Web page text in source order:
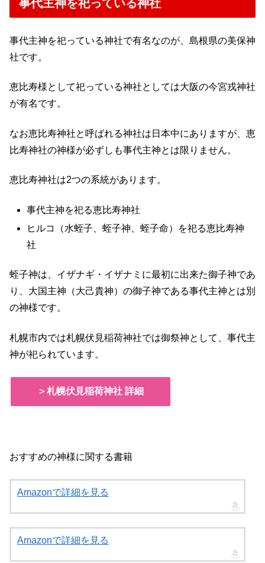
事代主神を祀っている神社
事代主神を祀っている神社で有名なのが、島根県の美保神
社です。
恵比寿様として祀っている神社としては大阪の今宮戎神社
が有名です。
なお恵比寿神社と呼ばれる神社は日本中にありますが、恵
比寿神社の神様が必ずしも事代主神とは限りません。
恵比寿神社は2つの系統があります。
事代主神を祀る恵比寿神社
ヒルコ（水蛭子、蛭子神、蛭子命）を祀る恵比寿神
社
蛭子神は、イザナギ・イザナミに最初に出来た御子神であ
り、大国主神（大己貴神）の御子神である事代主神とは別
の神様です。
札幌市内では札幌伏見稲荷神社では御祭神として、事代主
神が祀られています。
＞札幌伏見稲荷神社 詳細
おすすめの神様に関する書籍
Amazonで詳細を見る
Amazonで詳細を見る